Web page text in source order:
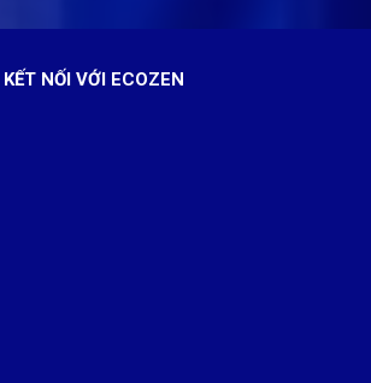
KẾT NỐI VỚI ECOZEN